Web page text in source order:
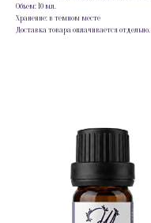
Объем: 10 мл.
Хранение: в темном месте
Доставка товара оплачивается отдельно.